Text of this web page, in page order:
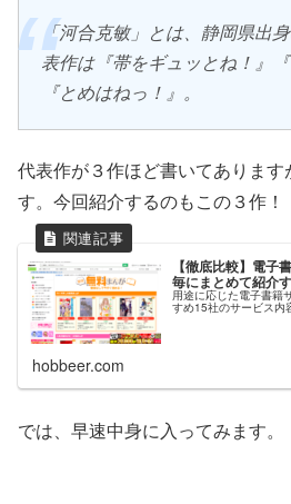
「河合克敏」とは、静岡県出
表作は『帯をギュッとね！』
『とめはねっ！』。
代表作が３作ほど書いてありま
す。今回紹介するのもこの３作！
【徹底比較】電子
毎にまとめて紹介
用途に応じた電子書籍
すめ15社のサービス内
hobbeer.com
では、早速中身に入ってみます。